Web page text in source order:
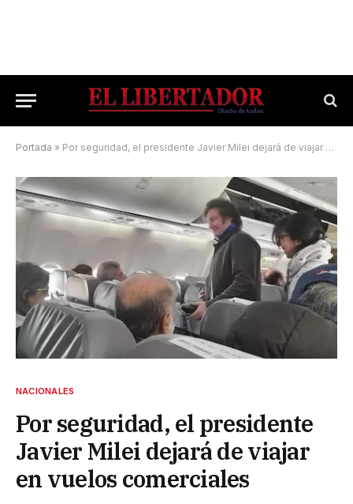
Portada » Por seguridad, el presidente Javier Milei dejará de viajar en vuelos comerciales
NACIONALES
Por seguridad, el presidente
Javier Milei dejará de viajar
en vuelos comerciales